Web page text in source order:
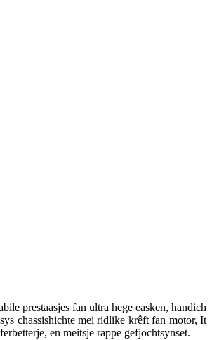
prestaasjes fan ultra hege easken, handich
chassishichte mei ridlike krêft fan motor, It
en meitsje rappe gefjochtsynset.